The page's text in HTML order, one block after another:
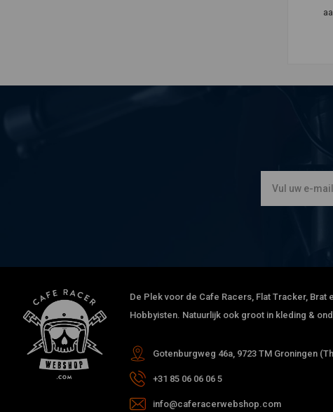
De Plek voor de Cafe Racers, Flat Tracker, Brat
Hobbyisten. Natuurlijk ook groot in kleding &
Gotenburgweg 46a, 9723 TM Groningen
+31 85 06 06 06 5
info@caferacerwebshop.com